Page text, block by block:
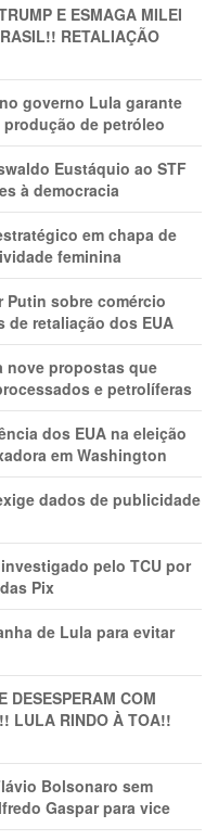
E ESMAGA MILEI
RETALIAÇÃO
governo Lula garante
de petróleo
Eustáquio ao STF
à democracia
em chapa de
feminina
Putin sobre comércio
retaliação dos EUA
nove propostas que
e petrolíferas
dos EUA na eleição
em Washington
dados de publicidade
pelo TCU por
Pix
de Lula para evitar
DESESPERAM COM
LULA RINDO À TOA!!
Bolsonaro sem
Gaspar para vice